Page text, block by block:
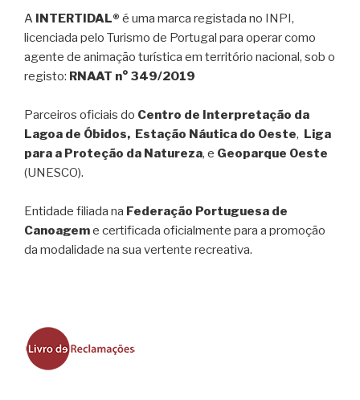
A INTERTIDAL® é uma marca registada no INPI,
licenciada pelo Turismo de Portugal para operar como
agente de animação turística em território nacional, sob o
registo: RNAAT n° 349/2019
Parceiros oficiais do Centro de Interpretação da
Lagoa de Óbidos, Estação Náutica do Oeste, Liga
para a Proteção da Natureza, e Geoparque Oeste
(UNESCO).
Entidade filiada na Federação Portuguesa de
Canoageme certificada oficialmente para a promoção
da modalidade na sua vertente recreativa.